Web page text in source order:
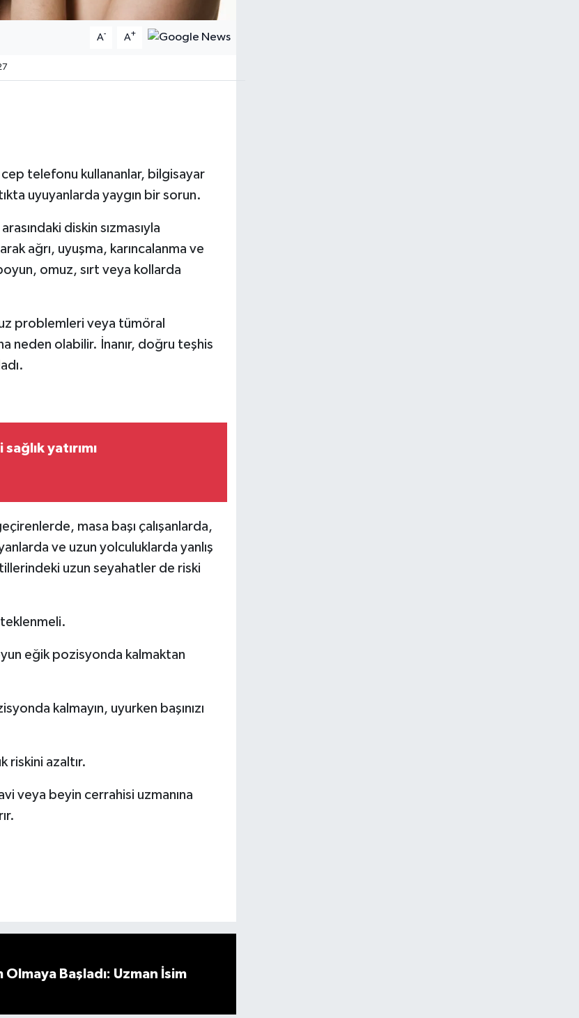
A- A+
cep telefonu kullananlar, bilgisayar
uyuyanlarda yaygın bir sorun.
diskin sızmasıyla
ağrı, uyuşma, karıncalanma ve
omuz, sırt veya kollarda
problemleri veya tümöral
neden olabilir. İnanır, doğru teşhis
yatırımı
masa başı çalışanlarda,
ve uzun yolculuklarda yanlış
uzun seyahatler de riski
eğik pozisyonda kalmaktan
kalmayın, uyurken başınızı
riskini azaltır.
veya beyin cerrahisi uzmanına
Olmaya Başladı: Uzman İsim